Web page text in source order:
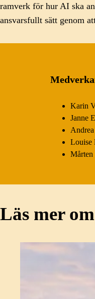
ramverk för hur AI ska
ansvarsfullt sätt genom
Karin
Janne
Louise
Mårten
Läs mer